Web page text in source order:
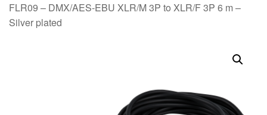
FLR09 – DMX/AES-EBU XLR/M 3P to XLR/F 3P 6 m –
Silver plated